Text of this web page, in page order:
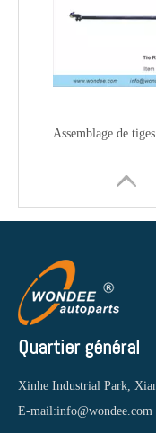
Quartier général
Xinhe Industrial Park,
E-mail:info@wondee.com